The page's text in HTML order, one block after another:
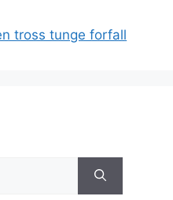
tross tunge forfall